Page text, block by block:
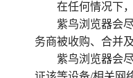
在任何情况下
紫鸟浏览器会
务商被收购、合并
紫鸟浏览器会